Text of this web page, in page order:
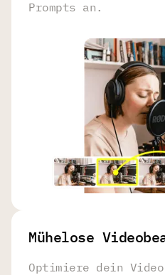
Prompts an.
Mühelose
Optimiere dein